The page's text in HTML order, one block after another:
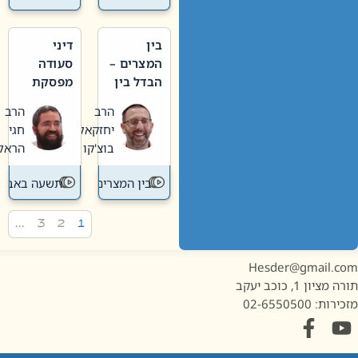
בין
המצרים –
הבדל בין
חדשה
לישנה
הרב
יחזקאל
בוצ'קו
בין המצרים
דיני
סעודה
מפסקת
תשעה
באב
הרב
חגי
הראל
תשעה באב
1, כוכב יעקב
02-6550500